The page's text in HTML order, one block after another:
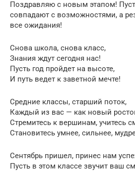
Поздравляю с новым этапом!
совпадают с возможностями, а
все ожидания!
Снова школа, снова класс,
Знания ждут сегодня нас!
Пусть год пройдет на высоте,
И путь ведет к заветной мечте!
Средние классы, старший поток,
Каждый из вас — как новый
Стремитесь к вершинам, учитесь
Становитесь умнее, сильнее,
Сентябрь пришел, принес нам
Пусть в этом классе звучит ваш